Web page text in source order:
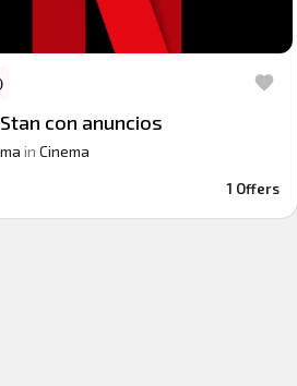
con anuncios
in Cinema
1 Offers